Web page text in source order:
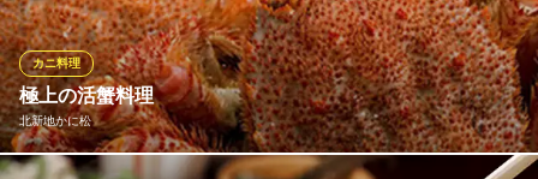
よし留
割烹・会席・海鮮
大阪メトロ四つ橋線西梅田駅 徒歩5分
大阪府大阪市北区曾根崎新地1-2-10 第三鈴木ビル4F
極上の活蟹料理
北新地かに松
カニ料理